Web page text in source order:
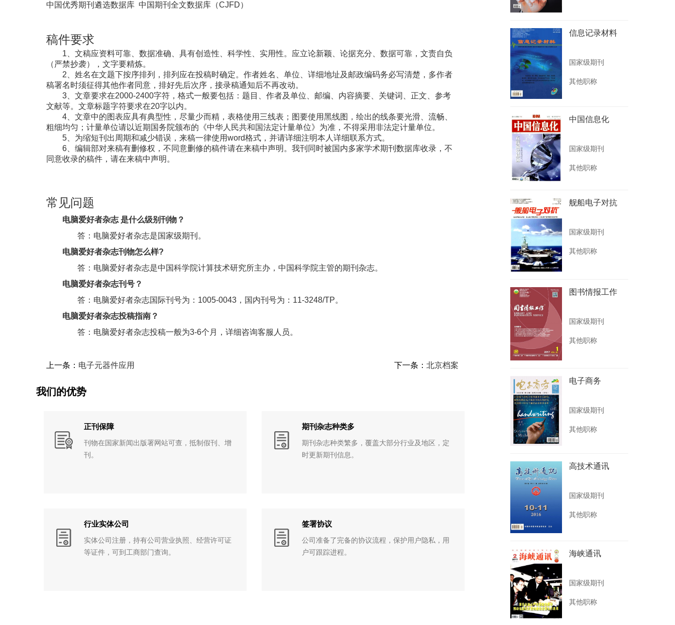
中国优秀期刊遴选数据库 中国期刊全文数据库（CJFD）
稿件要求
1、文稿应资料可靠、数据准确、具有创造性、科学性、实用性。应立论新颖、论据充分、数据可靠，文责自负
（严禁抄袭），文字要精炼。
2、姓名在文题下按序排列，排列应在投稿时确定。作者姓名、单位、详细地址及邮政编码务必写清楚，多作者
稿署名时须征得其他作者同意，排好先后次序，接录稿通知后不再改动。
3、文章要求在2000-2400字符，格式一般要包括：题目、作者及单位、邮编、内容摘要、关键词、正文、参考
文献等。文章标题字符要求在20字以内。
4、文章中的图表应具有典型性，尽量少而精，表格使用三线表；图要使用黑线图，绘出的线条要光滑、流畅、
粗细均匀；计量单位请以近期国务院颁布的《中华人民共和国法定计量单位》为准，不得采用非法定计量单位。
5、为缩短刊出周期和减少错误，来稿一律使用word格式，并请详细注明本人详细联系方式。
6、编辑部对来稿有删修权，不同意删修的稿件请在来稿中声明。我刊同时被国内多家学术期刊数据库收录，不
同意收录的稿件，请在来稿中声明。
常见问题
电脑爱好者杂志 是什么级别刊物？
答：电脑爱好者杂志是国家级期刊。
电脑爱好者杂志刊物怎么样?
答：电脑爱好者杂志是中国科学院计算技术研究所主办，中国科学院主管的期刊杂志。
电脑爱好者杂志刊号？
答：电脑爱好者杂志国际刊号为：1005-0043，国内刊号为：11-3248/TP。
电脑爱好者杂志投稿指南 ？
答：电脑爱好者杂志投稿一般为3-6个月，详细咨询客服人员。
上一条： 电子元器件应用 下一条： 北京档案
我们的优势
正刊保障
刊物在国家新闻出版署网站可查，抵制假刊、增
刊。
期刊杂志种类多
期刊杂志种类繁多，覆盖大部分行业及地区，定
时更新期刊信息。
行业实体公司
实体公司注册，持有公司营业执照、经营许可证
等证件，可到工商部门查询。
签署协议
公司准备了完备的协议流程，保护用户隐私，用
户可跟踪进程。
信息记录材料
国家级期刊
其他职称
中国信息化
国家级期刊
其他职称
舰船电子对抗
国家级期刊
其他职称
图书情报工作
国家级期刊
其他职称
电子商务
国家级期刊
其他职称
高技术通讯
国家级期刊
其他职称
海峡通讯
国家级期刊
其他职称